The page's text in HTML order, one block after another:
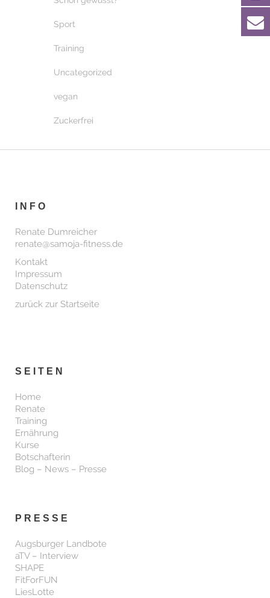
Sport
Training
Uncategorized
vegan
Zuckerfrei
INFO
Renate Dumreicher
renate@samoja-fitness.de
Kontakt
Impressum
Datenschutz
zurück zur Startseite
SEITEN
Home
Renate
Training
Ernährung
Kurse
Botschafterin
Blog – News – Presse
PRESSE
Augsburger Landbote
aTV – Interview
SHAPE
FitForFUN
LiesLotte